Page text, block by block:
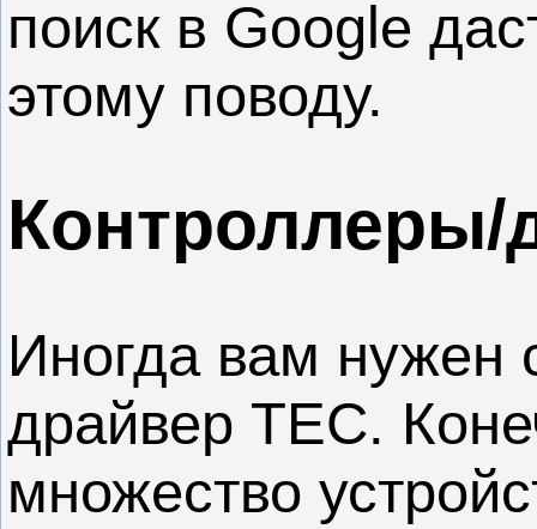
поиск в Google
этому поводу.
Контроллеры/
Иногда вам нужен
драйвер TEC.
множество